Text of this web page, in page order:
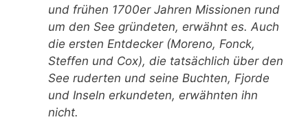
und frühen 1700er Jahren Missionen rund
um den See gründeten, erwähnt es. Auch
die ersten Entdecker (Moreno, Fonck,
Steffen und Cox), die tatsächlich über den
See ruderten und seine Buchten, Fjorde
und Inseln erkundeten, erwähnten ihn
nicht.